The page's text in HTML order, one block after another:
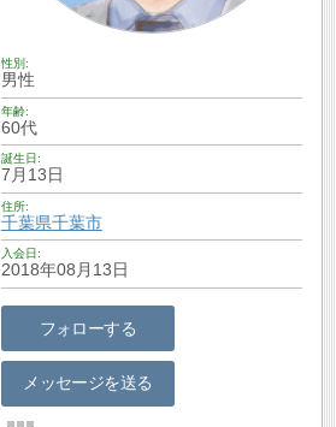
性別
男性
年齢
60代
誕生日
7月13日
住所
千葉県千葉市
入会日
2018年08月13日
フォローする
メッセージを送る